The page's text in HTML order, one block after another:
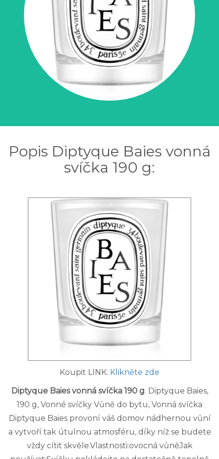
Popis Diptyque Baies vonná
svíčka 190 g:
Koupit LINK: Klikněte zde
Diptyque Baies vonná svíčka 190 g. Diptyque Baies,
190 g, Vonné svíčky Vůně do bytu, Vonná svíčka
Diptyque Baies provoní váš domov nádhernou vůní
a vytvoří tak útulnou atmosféru, díky níž se budete
vždy cítit skvěle.Vlastnosti:ovocná vůněJak